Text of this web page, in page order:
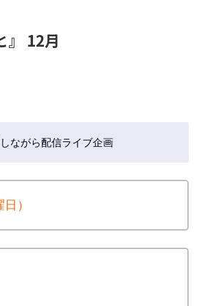
』 12月
ながら配信ライブ企画
）